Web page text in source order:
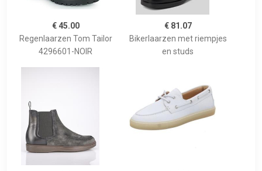
€ 45.00
Regenlaarzen Tom Tailor
4296601-NOIR
€ 81.07
Bikerlaarzen met riempjes
en studs